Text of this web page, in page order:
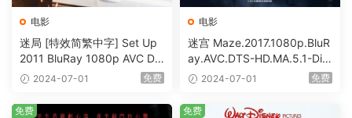
电影
迷局 [特效简繁中字] Set Up
2011 BluRay 1080p AVC DT
S-HD MA5.1-shhaclm@CHD
2024-07-01 免费
电影
迷宫 Maze.2017.1080p.BluR
ay.AVC.DTS-HD.MA.5.1-DiY
@HDHome [BDISO 19.7GB]
2024-07-01 免费
免费 免费